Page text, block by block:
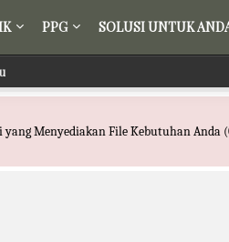
PPG SOLUSI UNTUK
Menyediakan File Kebutuhan Anda